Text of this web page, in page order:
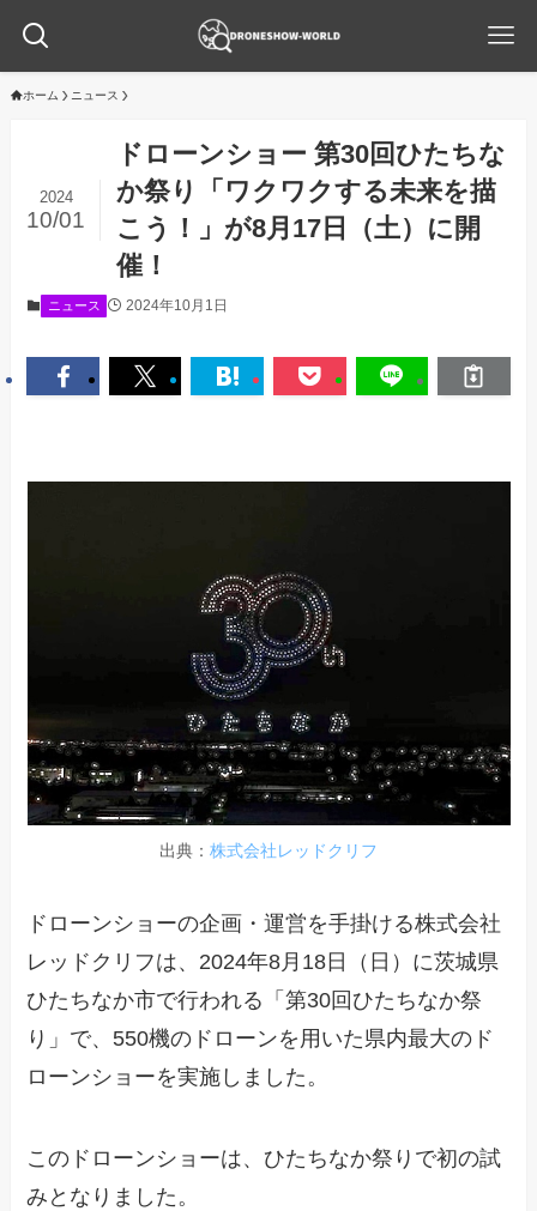
ホーム ニュース
ドローンショー 第30回ひたちな
か祭り「ワクワクする未来を描
こう！」が8月17日（土）に開
催！
2024
10/01
ニュース 2024年10月1日
出典： 株式会社レッドクリフ
ドローンショーの企画・運営を手掛ける株式会社
レッドクリフは、2024年8月18日（日）に茨城県
ひたちなか市で行われる「第30回ひたちなか祭
り」で、550機のドローンを用いた県内最大のド
ローンショーを実施しました。
このドローンショーは、ひたちなか祭りで初の試
みとなりました。